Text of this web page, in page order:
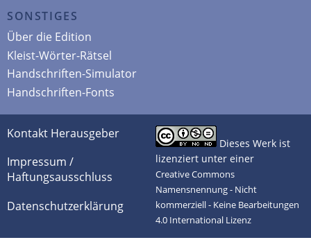
SONSTIGES
Über die Edition
Kleist-Wörter-Rätsel
Handschriften-Simulator
Handschriften-Fonts
Kontakt Herausgeber
Impressum /
Haftungsausschluss
Datenschutzerklärung
Dieses Werk ist
lizenziert unter einer
Creative Commons
Namensnennung - Nicht
kommerziell - Keine Bearbeitungen
4.0 International Lizenz